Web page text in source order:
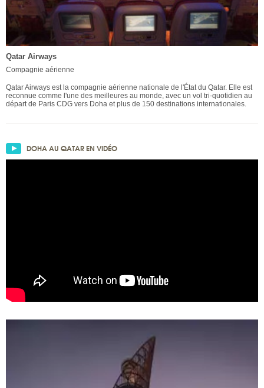
Qatar Airways
Compagnie aérienne
Qatar Airways est la compagnie aérienne nationale de l'État du Qatar. Elle est
reconnue comme l'une des meilleures au monde, avec un vol tri-quotidien au
départ de Paris CDG vers Doha et plus de 150 destinations internationales.
DOHA AU QATAR EN VIDÉO